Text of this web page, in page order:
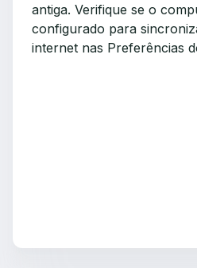
antiga. Verifique se o
configurado para
internet nas Preferências